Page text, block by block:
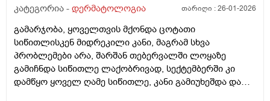
კანის გაღიზიანება, ოფლის ჯირკვლების აქტივობის
როგორი ტიპის მოვლას მირჩევთ ვარ 17 წლის ბიჭი
ბევრი სხვადასხვა დეზოდორანტი მიხმარია და
აღმოვაჩინე რო დეზოდორანტებში არ არის საქმე
არამედ ჩემს მარცხენა იღლიაშია. მადლობა წინასწარ
პასუხისთვის
კატეგორია - დერმატოლოგია თარიღი :26-01-2026
გამარჯობა, ყოველთვის მქონდა ცოტათი
სიწითლისკენ მიდრეკილი კანი, მაგრამ სხვა
პრობლემები არა, შარშან თებერვალში ლოყაზე
გამიჩნდა სიწითლე ლაქობრივად, სექტემბერში კი
დამწყო ყოველ ღამე სიწითლე, კანი გამიუხეშდა და